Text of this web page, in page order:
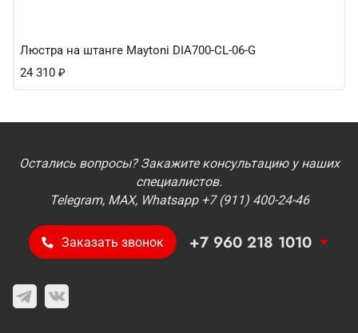
Люстра на штанге Maytoni DIA700-CL-06-G
24 310 ₽
Остались вопросы? Закажите консультацию у наших
специалистов.
Telegram, MAX, Whatsapp +7 (911) 400-24-46
Заказать звонок +7 960 218 1010